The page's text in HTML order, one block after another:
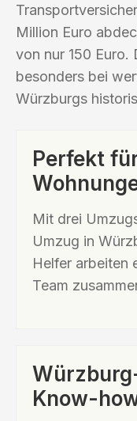
Million Euro
von nur 150 Euro.
besonders bei
Würzburgs
Perfekt
Mit drei
Umzug in
Helfer arbeiten
Team
Know-